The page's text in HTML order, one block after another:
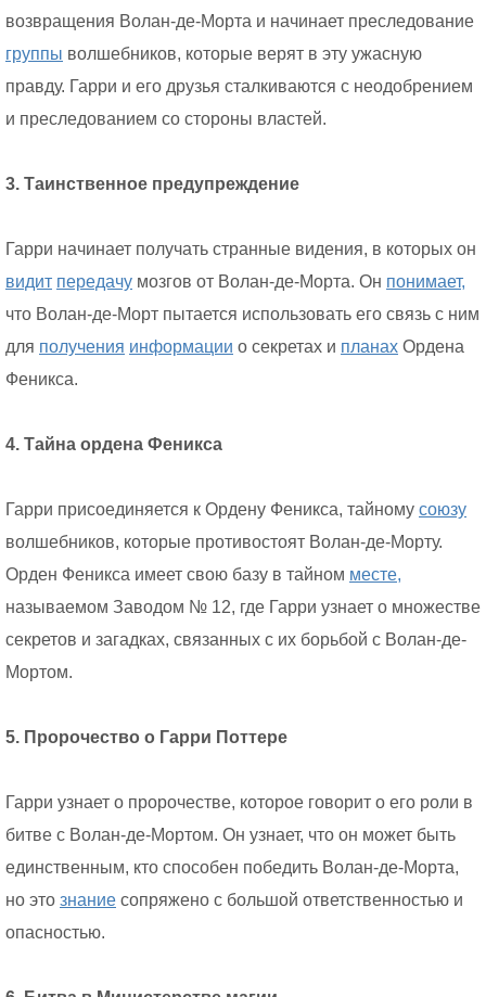
возвращения Волан-де-Морта и начинает преследование
группы волшебников, которые верят в эту ужасную
правду. Гарри и его друзья сталкиваются с неодобрением
и преследованием со стороны властей.
3. Таинственное предупреждение
Гарри начинает получать странные видения, в которых он
видит передачу мозгов от Волан-де-Морта. Он понимает,
что Волан-де-Морт пытается использовать его связь с ним
для получения информации о секретах и планах Ордена
Феникса.
4. Тайна ордена Феникса
Гарри присоединяется к Ордену Феникса, тайному союзу
волшебников, которые противостоят Волан-де-Морту.
Орден Феникса имеет свою базу в тайном месте,
называемом Заводом № 12, где Гарри узнает о множестве
секретов и загадках, связанных с их борьбой с Волан-де-
Мортом.
5. Пророчество о Гарри Поттере
Гарри узнает о пророчестве, которое говорит о его роли в
битве с Волан-де-Мортом. Он узнает, что он может быть
единственным, кто способен победить Волан-де-Морта,
но это знание сопряжено с большой ответственностью и
опасностью.